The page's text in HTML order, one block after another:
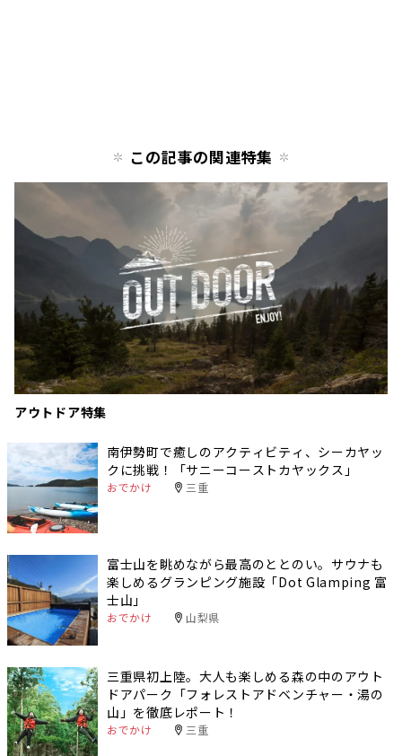
この記事の関連特集
アウトドア特集
南伊勢町で癒しのアクティビティ、シーカヤッ
クに挑戦！「サニーコーストカヤックス」
おでかけ 三重
富士山を眺めながら最高のととのい。サウナも
楽しめるグランピング施設「Dot Glamping 富
士山」
おでかけ 山梨県
三重県初上陸。大人も楽しめる森の中のアウト
ドアパーク「フォレストアドベンチャー・湯の
山」を徹底レポート！
おでかけ 三重